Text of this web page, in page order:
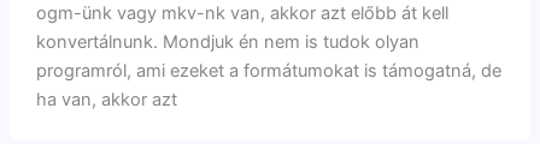
ogm-ünk vagy mkv-nk van, akkor azt előbb át kell
konvertálnunk. Mondjuk én nem is tudok olyan
programról, ami ezeket a formátumokat is támogatná, de
ha van, akkor azt